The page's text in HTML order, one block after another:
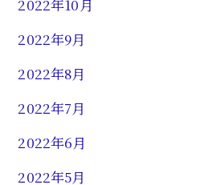
2022年10月
2022年9月
2022年8月
2022年7月
2022年6月
2022年5月